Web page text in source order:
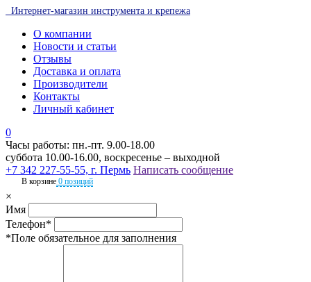
Интернет-магазин инструмента и крепежа
О компании
Новости и статьи
Отзывы
Доставка и оплата
Производители
Контакты
Личный кабинет
0
Часы работы: пн.-пт. 9.00-18.00
суббота 10.00-16.00, воскресенье – выходной
+7 342 227-55-55, г. Пермь Написать сообщение
В корзине 0 позиций
×
Имя
Телефон*
*Поле обязательное для заполнения